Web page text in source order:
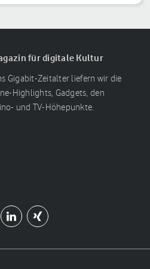
für digitale Kultur
Gigabit-Zeitalter liefern wir die
Highlights, Gadgets, den
und TV-Höhepunkte.